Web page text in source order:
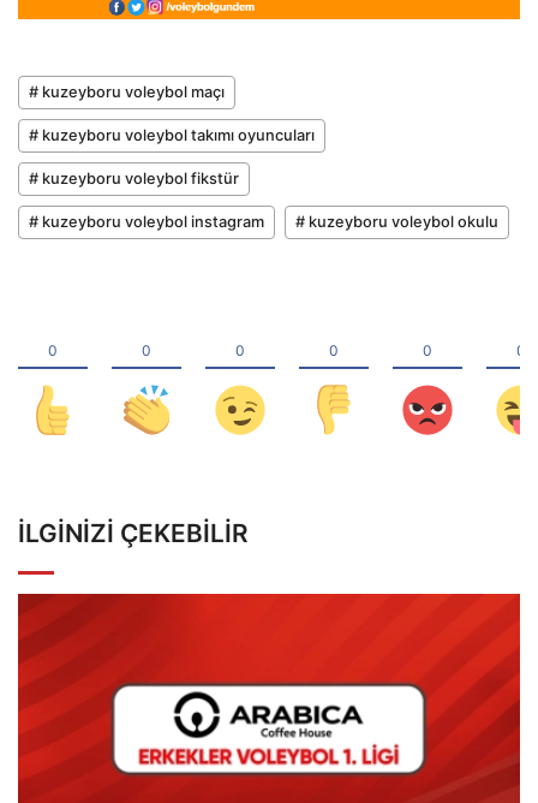
# kuzeyboru voleybol maçı
# kuzeyboru voleybol takımı oyuncuları
# kuzeyboru voleybol fikstür
# kuzeyboru voleybol instagram # kuzeyboru voleybol okulu
İLGINIZI ÇEKEBILIR